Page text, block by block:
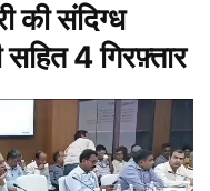
की संदिग्ध
सहित 4 गिरफ़्तार